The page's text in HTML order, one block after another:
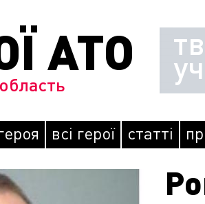
АТО
всі герої статті